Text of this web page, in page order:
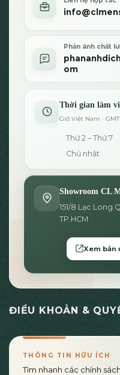
Phản ánh chất
om
Thời gian làm
Giờ Việt Nam ·
Thứ 2 – Thứ 7
Chủ nhật
Showroom CL
151/8 Lạc Long
TP.HCM
Xem bản
ĐIỀU KHOẢN &
THÔNG TIN HỮU ÍCH
Tìm nhanh các chính